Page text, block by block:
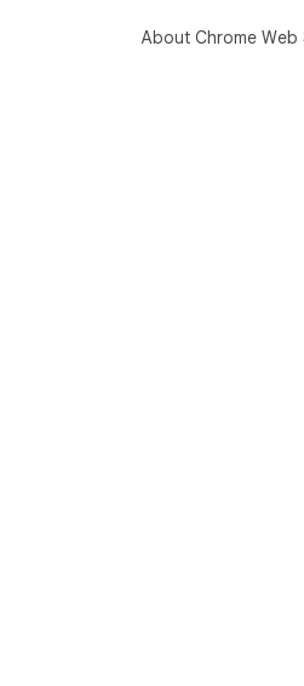
About Chrome Web